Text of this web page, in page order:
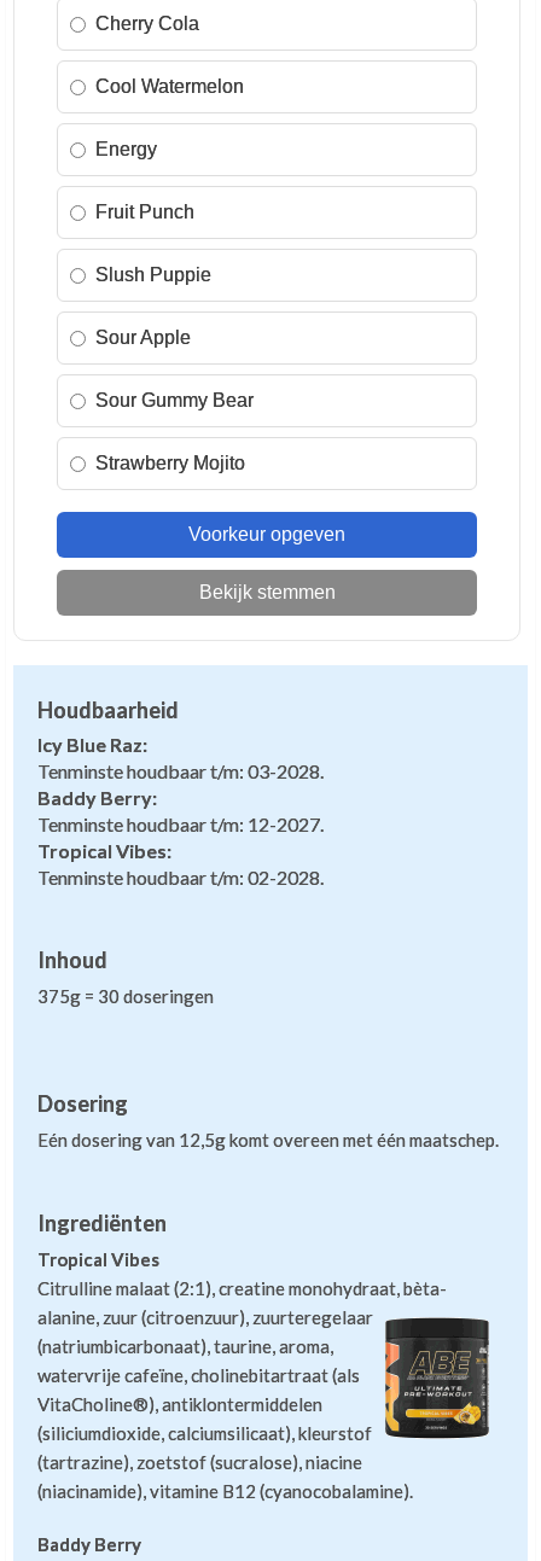
Cherry Cola
Cool Watermelon
Energy
Fruit Punch
Slush Puppie
Sour Apple
Sour Gummy Bear
Strawberry Mojito
Voorkeur opgeven
Bekijk stemmen
Houdbaarheid
Icy Blue Raz:
Tenminste houdbaar t/m: 03-2028.
Baddy Berry:
Tenminste houdbaar t/m: 12-2027.
Tropical Vibes:
Tenminste houdbaar t/m: 02-2028.
Inhoud
375g = 30 doseringen
Dosering
Eén dosering van 12,5g komt overeen met één maatschep.
Ingrediënten
Tropical Vibes
Citrulline malaat (2:1), creatine monohydraat,bèta-
alanine, zuur (citroenzuur), zuurteregelaar
(natriumbicarbonaat), taurine, aroma,
watervrije cafeïne, cholinebitartraat (als
VitaCholine®), antiklontermiddelen
(siliciumdioxide, calciumsilicaat), kleurstof
(tartrazine), zoetstof (sucralose), niacine
(niacinamide), vitamine B12 (cyanocobalamine).
Baddy Berry